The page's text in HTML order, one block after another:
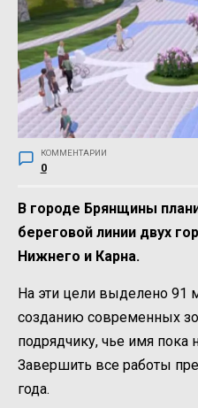
КОММЕНТАРИИ
0
В городе Брянщины
береговой линии двух
Нижнего и Карна.
На эти цели выделено 91
созданию современных
подрядчику, чье имя пока
Завершить все работы
года.